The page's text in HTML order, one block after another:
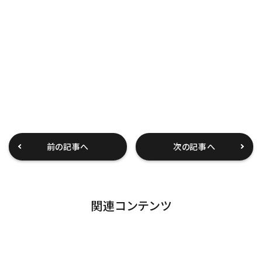
前の記事へ 次の記事へ
関連コンテンツ